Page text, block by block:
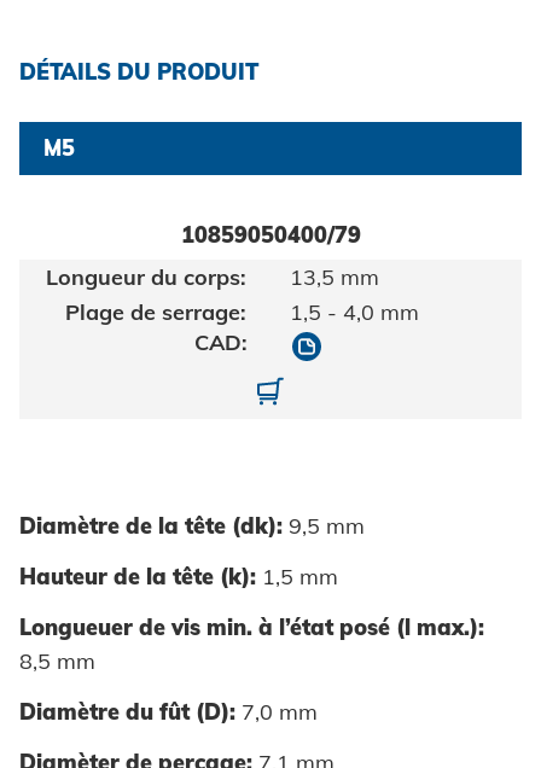
Maritime
E-Mobility
HVAC
Chercher
Mentions légales
Protection des données
CGV
DÉTAILS DU PRODUIT
M5
10859050400/79
13,5 mm
1,5 - 4,0 mm
10859050400/79
Diamètre de la tête (dk): 9,5 mm
Hauteur de la tête (k): 1,5 mm
Longueuer de vis min. à l’état posé (l max.):
8,5 mm
Diamètre du fût (D): 7,0 mm
Diamèter de perçage: 7,1 mm